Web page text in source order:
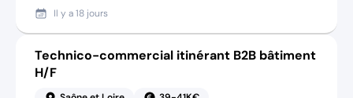
Il y a18 jours
Technico-commercial itinérant B2B bâtiment
H/F